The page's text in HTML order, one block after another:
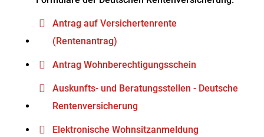
Antrag auf Versichertenrente
(Rentenantrag)
Antrag Wohnberechtigungsschein
Auskunfts- und Beratungsstellen - Deutsche
Rentenversicherung
Elektronische Wohnsitzanmeldung